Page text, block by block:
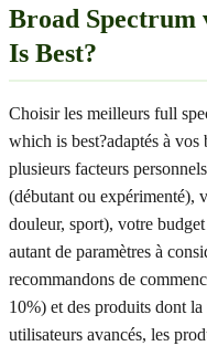
Broad Spectrum
Is Best?
Choisir les meilleurs full
which is best?adaptés à vos
plusieurs facteurs
(débutant ou expérimenté),
douleur, sport), votre
autant de paramètres à
recommandons de
10%) et des produits dont
utilisateurs avancés, les